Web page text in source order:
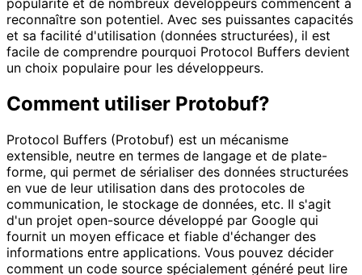
reconnaître son potentiel. Avec ses puissantes capacités
et sa facilité d'utilisation (données structurées), il est
facile de comprendre pourquoi Protocol Buffers devient
un choix populaire pour les développeurs.
Comment utiliser Protobuf?
Protocol Buffers (Protobuf) est un mécanisme
extensible, neutre en termes de langage et de plate-
forme, qui permet de sérialiser des données structurées
en vue de leur utilisation dans des protocoles de
communication, le stockage de données, etc. Il s'agit
d'un projet open-source développé par Google qui
fournit un moyen efficace et fiable d'échanger des
informations entre applications. Vous pouvez décider
comment un code source spécialement généré peut lire